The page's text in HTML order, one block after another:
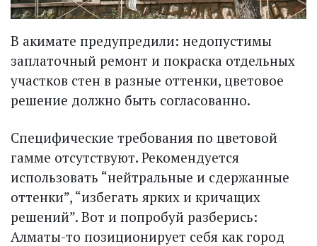
В акимате предупредили: недопустимы
заплаточный ремонт и покраска отдельных
участков стен в разные оттенки, цветовое
решение должно быть согласованно.
Специфические требования по цветовой
гамме отсутствуют. Рекомендуется
использовать “нейтральные и сдержанные
оттенки”, “избегать ярких и кричащих
решений”. Вот и попробуй разберись:
Алматы-то позиционирует себя как город